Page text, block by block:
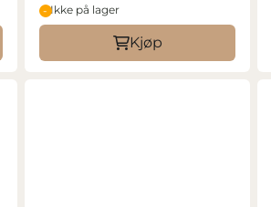
Ikke på lager
Kjøp